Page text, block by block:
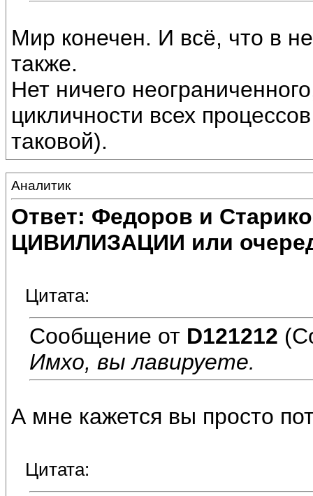
Мир конечен. И всё, что в
также.
Нет ничего
цикличности всех
таковой).
Аналитик
Ответ: Федоров и
ЦИВИЛИЗАЦИИ или
Цитата:
Сообщение от D121212
Имхо, вы лавируете.
А мне кажется вы просто
Цитата: